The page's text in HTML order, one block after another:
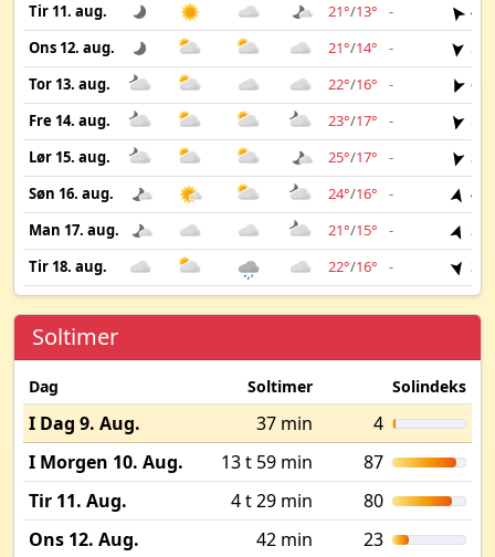
Tir 11. aug.
21°/13° -
4
Ons 12. aug.
21°/14° -
5
Tor 13. aug.
22°/16° -
6
Fre 14. aug.
23°/17° -
5
Lør 15. aug.
25°/17° -
3
Søn 16. aug.
24°/16° -
4
Man 17. aug.
21°/15° -
3
Tir 18. aug.
22°/16° - 3
Soltimer
Dag Soltimer Solindeks
I Dag 9. Aug. 37 min
4
I Morgen 10. Aug.
13 t 59 min
87
Tir 11. Aug.
4 t 29 min
80
Ons 12. Aug.
42 min
23